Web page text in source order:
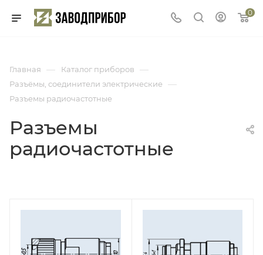
0
Главная — Каталог приборов —
Разъёмы, соединители электрические —
Разъемы радиочастотные
Разъемы
радиочастотные